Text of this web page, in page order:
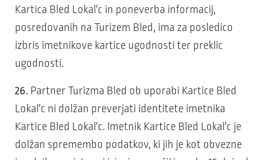
Kartica Bled Lokal'c in poneverba informacij,
posredovanih na Turizem Bled, ima za posledico
izbris imetnikove kartice ugodnosti ter preklic
ugodnosti.
26. Partner Turizma Bled ob uporabi Kartice Bled
Lokal'c ni dolžan preverjati identitete imetnika
Kartice Bled Lokal'c. Imetnik Kartice Bled Lokal'c je
dolžan spremembo podatkov, ki jih je kot obvezne